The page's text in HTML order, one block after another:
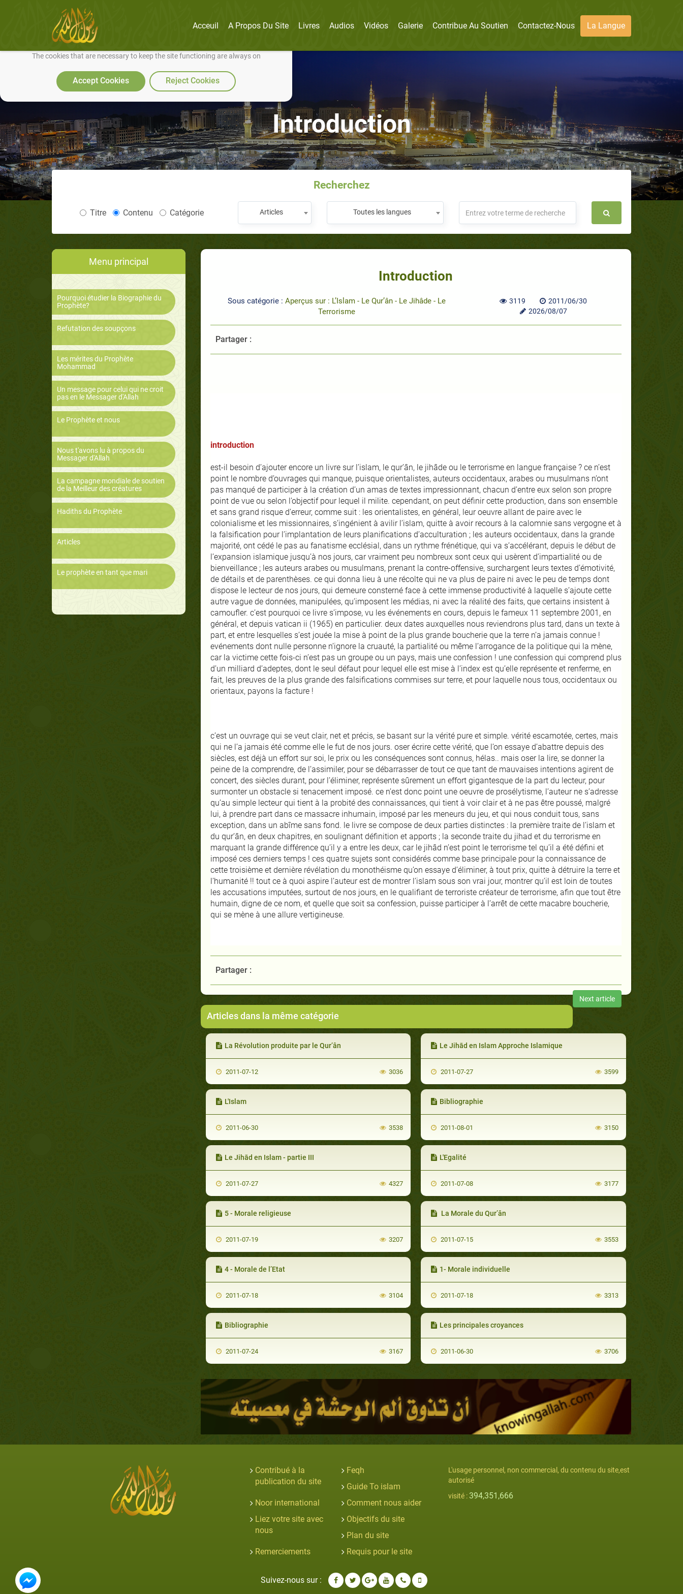
We use cookies to make our site work well for you and so we can continually improve it.
The cookies that are necessary to keep the site functioning are always on
Accept Cookies Reject Cookies
Acceuil A Propos Du Site Livres Audios Vidéos Galerie Contribue Au Soutien Contactez-Nous La Langue
Introduction
Recherchez
Titre Contenu Catégorie Articles Toutes les langues
Menu principal
Pourquoi étudier la Biographie du
Prophète?
Refutation des soupçons
Les mérites du Prophète
Mohammad
Un message pour celui qui ne croit
pas en le Messager d'Allah
Le Prophète et nous
Nous t'avons lu à propos du
Messager d'Allah
La campagne mondiale de soutien
de la Meilleur des créatures
Hadiths du Prophète
Articles
Le prophète en tant que mari
Introduction
Sous catégorie : Aperçus sur : L’Islam - Le Qur’ân - Le Jihâde - Le
Terrorisme
3119
2011/06/30
2026/08/07
Partager :
introduction
est-il besoin d’ajouter encore un livre sur l’islam, le qur’ân, le jihâde ou le terrorisme en langue française ? ce n’est
point le nombre d’ouvrages qui manque, puisque orientalistes, auteurs occidentaux, arabes ou musulmans n’ont
pas manqué de participer à la création d’un amas de textes impressionnant, chacun d’entre eux selon son propre
point de vue ou selon l’objectif pour lequel il milite. cependant, on peut définir cette production, dans son ensemble
et sans grand risque d’erreur, comme suit : les orientalistes, en général, leur oeuvre allant de paire avec le
colonialisme et les missionnaires, s’ingénient à avilir l’islam, quitte à avoir recours à la calomnie sans vergogne et à
la falsification pour l’implantation de leurs planifications d’acculturation ; les auteurs occidentaux, dans la grande
majorité, ont cédé le pas au fanatisme ecclésial, dans un rythme frénétique, qui va s’accélérant, depuis le début de
l’expansion islamique jusqu’à nos jours, car vraiment peu nombreux sont ceux qui usèrent d’impartialité ou de
bienveillance ; les auteurs arabes ou musulmans, prenant la contre-offensive, surchargent leurs textes d’émotivité,
de détails et de parenthèses. ce qui donna lieu à une récolte qui ne va plus de paire ni avec le peu de temps dont
dispose le lecteur de nos jours, qui demeure consterné face à cette immense productivité à laquelle s’ajoute cette
autre vague de données, manipulées, qu’imposent les médias, ni avec la réalité des faits, que certains insistent à
camoufler. c’est pourquoi ce livre s’impose, vu les événements en cours, depuis le fameux 11 septembre 2001, en
général, et depuis vatican ii (1965) en particulier. deux dates auxquelles nous reviendrons plus tard, dans un texte à
part, et entre lesquelles s’est jouée la mise à point de la plus grande boucherie que la terre n’a jamais connue !
evénements dont nulle personne n’ignore la cruauté, la partialité ou même l’arrogance de la politique qui la mène,
car la victime cette fois-ci n’est pas un groupe ou un pays, mais une confession ! une confession qui comprend plus
d’un milliard d’adeptes, dont le seul défaut pour lequel elle est mise à l’index est qu’elle représente et renferme, en
fait, les preuves de la plus grande des falsifications commises sur terre, et pour laquelle nous tous, occidentaux ou
orientaux, payons la facture !
c’est un ouvrage qui se veut clair, net et précis, se basant sur la vérité pure et simple. vérité escamotée, certes, mais
qui ne l’a jamais été comme elle le fut de nos jours. oser écrire cette vérité, que l’on essaye d’abattre depuis des
siècles, est déjà un effort sur soi, le prix ou les conséquences sont connus, hélas.. mais oser la lire, se donner la
peine de la comprendre, de l’assimiler, pour se débarrasser de tout ce que tant de mauvaises intentions agirent de
concert, des siècles durant, pour l’éliminer, représente sûrement un effort gigantesque de la part du lecteur, pour
surmonter un obstacle si tenacement imposé. ce n’est donc point une oeuvre de prosélytisme, l’auteur ne s’adresse
qu’au simple lecteur qui tient à la probité des connaissances, qui tient à voir clair et à ne pas être poussé, malgré
lui, à prendre part dans ce massacre inhumain, imposé par les meneurs du jeu, et qui nous conduit tous, sans
exception, dans un abîme sans fond. le livre se compose de deux parties distinctes : la première traite de l’islam et
du qur’ân, en deux chapitres, en soulignant définition et apports ; la seconde traite du jihad et du terrorisme en
marquant la grande différence qu’il y a entre les deux, car le jihâd n’est point le terrorisme tel qu’il a été défini et
imposé ces derniers temps ! ces quatre sujets sont considérés comme base principale pour la connaissance de
cette troisième et dernière révélation du monothéisme qu’on essaye d’éliminer, à tout prix, quitte à détruire la terre et
l’humanité !! tout ce à quoi aspire l’auteur est de montrer l’islam sous son vrai jour, montrer qu’il est loin de toutes
les accusations imputées, surtout de nos jours, en le qualifiant de terroriste créateur de terrorisme, afin que tout être
humain, digne de ce nom, et quelle que soit sa confession, puisse participer à l’arrêt de cette macabre boucherie,
qui se mène à une allure vertigineuse.
Partager :
Next article
Articles dans la même catégorie
La Révolution produite par le Qur’ân
2011-07-12 3036
Le Jihād en Islam Approche Islamique
2011-07-27 3599
L'Islam
2011-06-30 3538
Bibliographie
2011-08-01 3150
Le Jihād en Islam - partie III
2011-07-27 4327
L'Egalité
2011-07-08 3177
5 - Morale religieuse
2011-07-19 3207
La Morale du Qur’ân
2011-07-15 3553
4 - Morale de l’Etat
2011-07-18 3104
1- Morale individuelle
2011-07-18 3313
Bibliographie
2011-07-24 3167
Les principales croyances
2011-06-30 3706
Contribué à la
publication du site
Feqh
Guide To islam
Noor international
Comment nous aider
Liez votre site avec
nous
Objectifs du site
Plan du site
Remerciements
Requis pour le site
L'usage personnel, non commercial, du contenu du site,est
autorisé
visité : 394,351,666
Suivez-nous sur :